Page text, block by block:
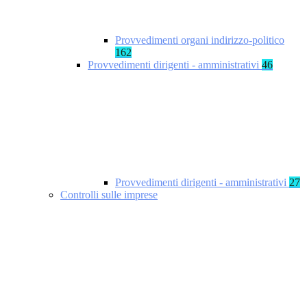
Provvedimenti organi indirizzo-politico
162
Provvedimenti dirigenti - amministrativi 46
Provvedimenti dirigenti - amministrativi 27
Controlli sulle imprese